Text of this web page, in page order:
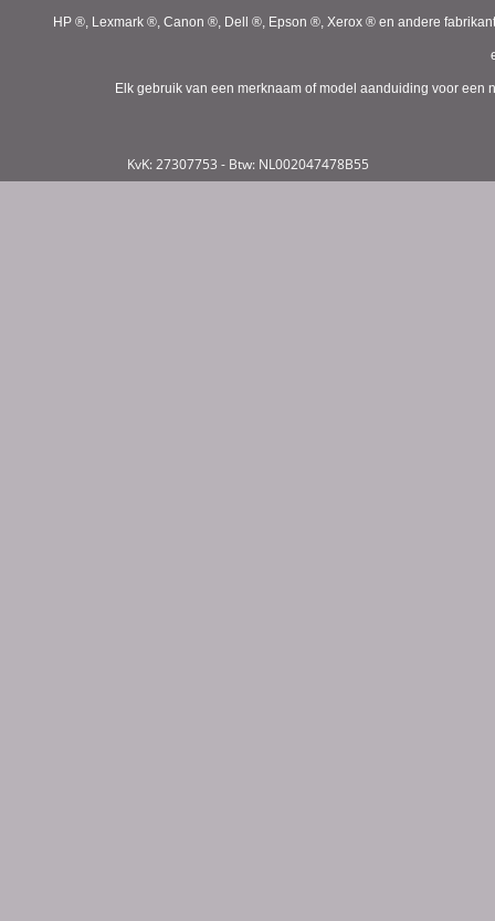
HP ®, Lexmark ®, Canon ®, Dell ®, Epson ®, Xerox ® en andere
Elk gebruik van een merknaam of model aanduiding voor
KvK: 27307753 - Btw: NL002047478B55